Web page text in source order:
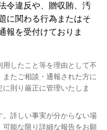
令違反や、贈収賄、汚
に関わる行為またはそ
報を受付けておりま
したこと等を理由として不
たご相談・通報された方に
則り厳正に管理いたしま
詳しい事実が分からない場
能な限り詳細な報告をお願